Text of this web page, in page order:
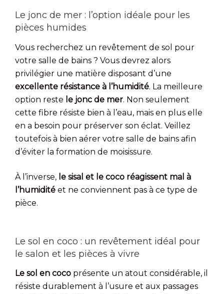
Le jonc de mer : l’option idéale pour les
pièces humides
Vous recherchez un revêtement de sol pour
votre salle de bains ? Vous devrez alors
privilégier une matière disposant d’une
excellente résistance à l’humidité. La meilleure
option reste le jonc de mer. Non seulement
cette fibre résiste bien à l’eau, mais en plus elle
en a besoin pour préserver son éclat. Veillez
toutefois à bien aérer votre salle de bains afin
d’éviter la formation de moisissure.
À l’inverse, le sisal et le coco réagissent mal à
l’humidité et ne conviennent pas à ce type de
pièce.
Le sol en coco : un revêtement idéal pour
le salon et les pièces à vivre
Le sol en coco présente un atout considérable, il
résiste durablement à l’usure et aux passages